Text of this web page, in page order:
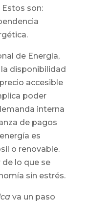
son:
de Energía,
disponibilidad
accesible
poder
interna
de pagos
es
o renovable.
lo que se
sin estrés.
va un paso